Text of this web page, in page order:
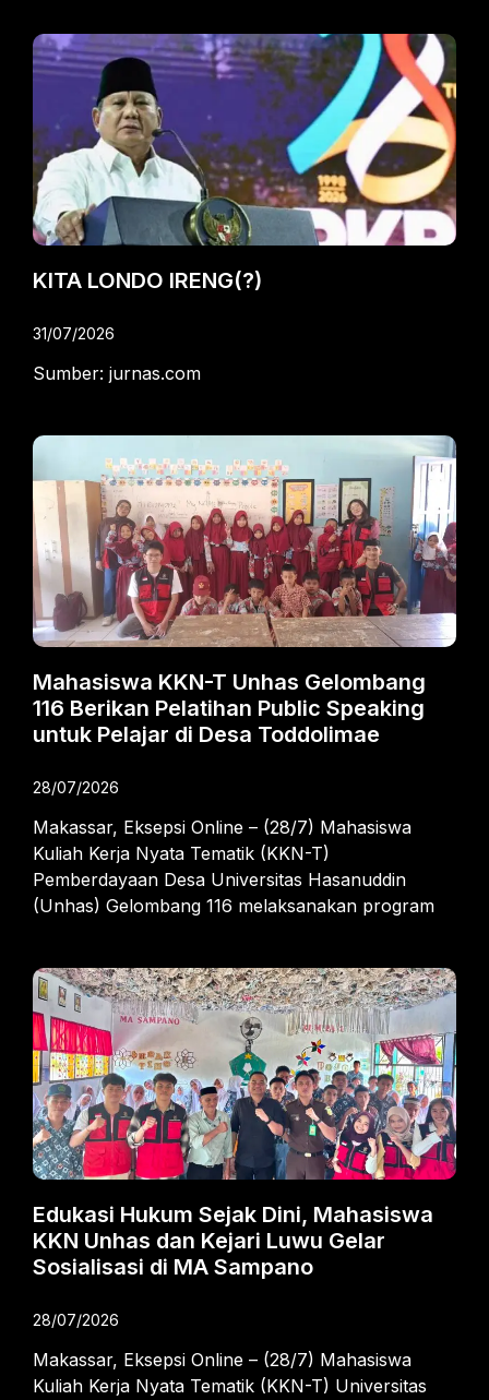
KITA LONDO IRENG(?)
31/07/2026
Sumber: jurnas.com
Mahasiswa KKN-T Unhas Gelombang
116 Berikan Pelatihan Public Speaking
untuk Pelajar di Desa Toddolimae
28/07/2026
Makassar, Eksepsi Online – (28/7) Mahasiswa
Kuliah Kerja Nyata Tematik (KKN-T)
Pemberdayaan Desa Universitas Hasanuddin
(Unhas) Gelombang 116 melaksanakan program
Edukasi Hukum Sejak Dini, Mahasiswa
KKN Unhas dan Kejari Luwu Gelar
Sosialisasi di MA Sampano
28/07/2026
Makassar, Eksepsi Online – (28/7) Mahasiswa
Kuliah Kerja Nyata Tematik (KKN-T) Universitas